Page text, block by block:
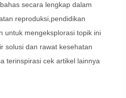
secara lengkap dalam
reproduksi,pendidikan
untuk mengeksplorasi topik ini
solusi dan rawat kesehatan
terinspirasi cek artikel lainnya